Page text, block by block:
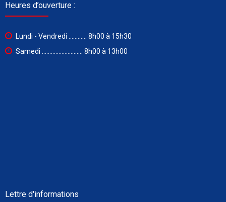
Heures d’ouverture :
Lundi - Vendredi ............ 8h00 à 15h30
Samedi ........................... 8h00 à 13h00
Lettre d'informations